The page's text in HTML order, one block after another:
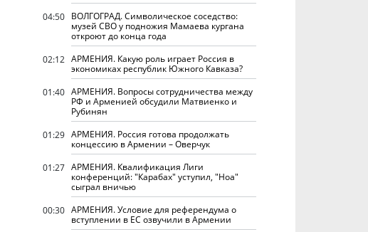
04:50 ВОЛГОГРАД. Символическое соседство:
музей СВО у подножия Мамаева кургана
откроют до конца года
02:12 АРМЕНИЯ. Какую роль играет Россия в
экономиках республик Южного Кавказа?
01:40 АРМЕНИЯ. Вопросы сотрудничества между
РФ и Арменией обсудили Матвиенко и
Рубинян
01:29 АРМЕНИЯ. Россия готова продолжать
концессию в Армении – Оверчук
01:27 АРМЕНИЯ. Квалификация Лиги
конференций: "Карабах" уступил, "Ноа"
сыграл вничью
00:30 АРМЕНИЯ. Условие для референдума о
вступлении в ЕС озвучили в Армении